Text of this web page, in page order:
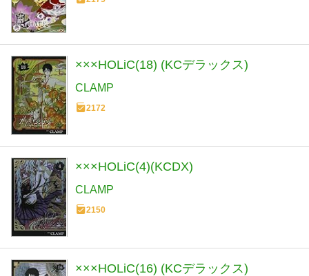
×××HOLiC(18) (KCデラックス)
CLAMP
2172
×××HOLiC(4)(KCDX)
CLAMP
2150
×××HOLiC(16) (KCデラックス)